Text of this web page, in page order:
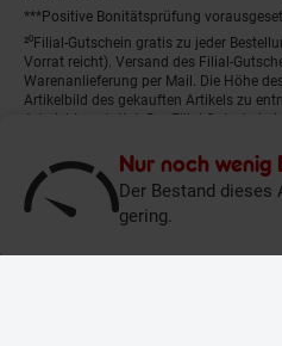
Nur noch wenig
Der Bestand dieses
gering.
***Positive Bonitätsprüfung
²⁰Filial-Gutschein gratis zu jeder
Vorrat reicht). Versand des Filial-
Warenanlieferung per Mail. Die Höhe
Artikelbild des gekauften Artikels zu
Art nicht gestattet. Der Filial-Gutschein
einlösbar. Nicht mit anderen
Shop-Aktionen) kombinierbar. Der
Gutscheins ist darauf vermerkt.